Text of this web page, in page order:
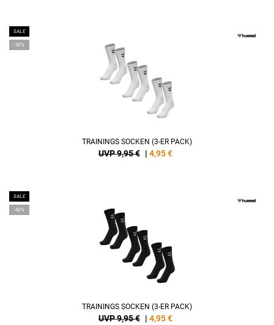
SALE
-50%
TRAININGS SOCKEN (3-ER PACK)
UVP 9,95 € | 4,95€
SALE
-50%
TRAININGS SOCKEN (3-ER PACK)
UVP 9,95 € | 4,95€